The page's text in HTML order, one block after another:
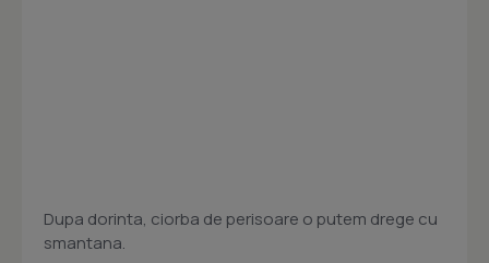
Dupa dorinta, ciorba de perisoare o putem drege cu
smantana.